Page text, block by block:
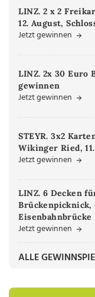
LINZ. 2 x 2
12. August,
Jetzt gewinnen
LINZ. 2x 30 Euro
gewinnen
Jetzt gewinnen
STEYR. 3x2
Wikinger Ried,
Jetzt gewinnen
LINZ. 6 Decken
Brückenpicknick,
Eisenbahnbrücke
Jetzt gewinnen
ALLE